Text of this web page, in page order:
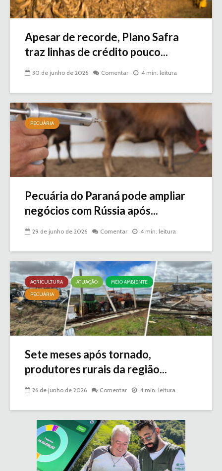
Apesar de recorde, Plano Safra
traz linhas de crédito pouco...
30 de junho de 2026 Comentar 4 min. leitura
PECUÁRIA
Pecuária do Paraná pode ampliar
negócios com Rússia após...
29 de junho de 2026 Comentar 4 min. leitura
AGRICULTURA ATUAÇÃO
MEIO AMBIENTE
PECUÁRIA
Sete meses após tornado,
produtores rurais da região...
26 de junho de 2026 Comentar 4 min. leitura